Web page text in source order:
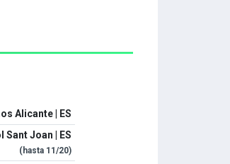
Alicante | ES
Sant Joan | ES
(hasta 11/20)